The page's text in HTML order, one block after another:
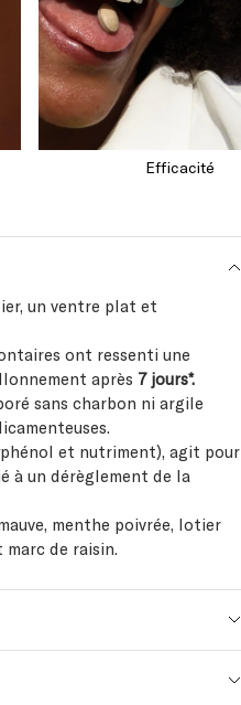
un ventre plat et
ont ressenti une
après 7 jours*.
sans charbon ni argile
et nutriment), agit pour
à un dérèglement de la
menthe poivrée, lotier
de raisin.